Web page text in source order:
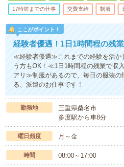
17時前までの仕事 交費支給 制服
ここがポイント！
経験者優遇！1日1時間程の残
≪経験者優遇≫これまでの経験を活か
う方もOK！≪1日1時間程の残業で収
アリ≫制服があるので、毎日の服装
る、派遣のお仕事です！
勤務地
三重県桑名市
多度駅から車8分
曜日頻度 月～金
時間 08:00～17:00